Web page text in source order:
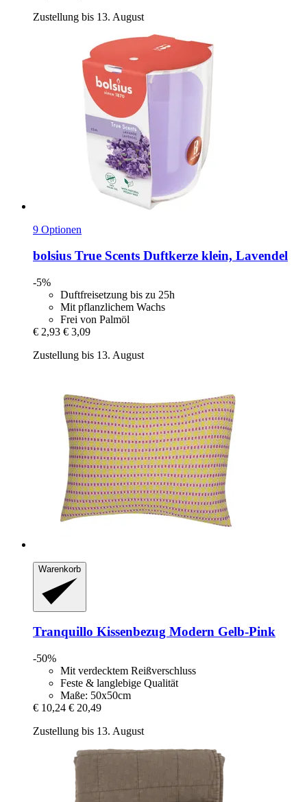
Zustellung bis 13. August
9 Optionen
bolsius True Scents Duftkerze klein, Lavendel
-5%
Duftfreisetzung bis zu 25h
Mit pflanzlichem Wachs
Frei von Palmöl
€ 2,93 € 3,09
Zustellung bis 13. August
Warenkorb
Tranquillo Kissenbezug Modern Gelb-​Pink
-50%
Mit verdecktem Reißverschluss
Feste & langlebige Qualität
Maße: 50x50cm
€ 10,24 € 20,49
Zustellung bis 13. August